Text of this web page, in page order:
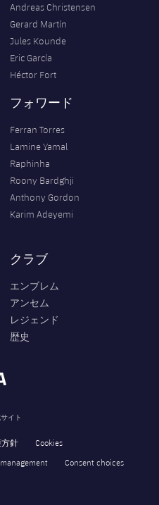
Andreas Christensen
Gerard Martín
Jules Kounde
Eric García
Héctor Fort
フォワード
Ferran Torres
Lamine Yamal
Raphinha
Roony Bardghji
Anthony Gordon
Karim Adeyemi
クラブ
エンブレム
アンセム
レジェンド
歴史
イト
針
Cookies
Consent choices